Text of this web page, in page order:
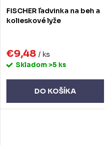
FISCHER ľadvinka na beh a
kolieskové lyže
€9,48 / ks
Skladom >5 ks
DO KOŠÍKA